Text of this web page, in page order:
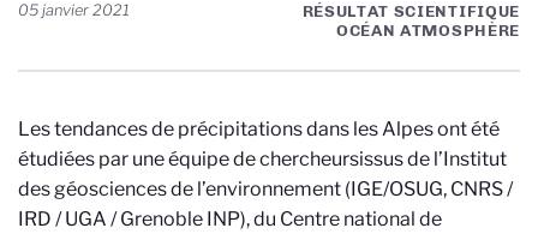
05 janvier 2021
RÉSULTAT SCIENTIFIQUE
OCÉAN ATMOSPHÈRE
Les tendances de précipitations dans les Alpes ont été
étudiées par une équipe de chercheursissus de l’Institut
des géosciences de l’environnement (IGE/OSUG, CNRS /
IRD / UGA / Grenoble INP), du Centre national de